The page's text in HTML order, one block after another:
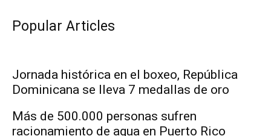
Popular Articles
Jornada histórica en el boxeo, República
Dominicana se lleva 7 medallas de oro
Más de 500.000 personas sufren
racionamiento de agua en Puerto Rico